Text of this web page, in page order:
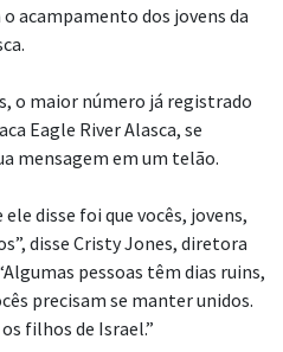
acampamento dos jovens da
o maior número já registrado
Eagle River Alasca, se
mensagem em um telão.
disse foi que vocês, jovens,
disse Cristy Jones, diretora
pessoas têm dias ruins,
precisam se manter unidos.
filhos de Israel.”